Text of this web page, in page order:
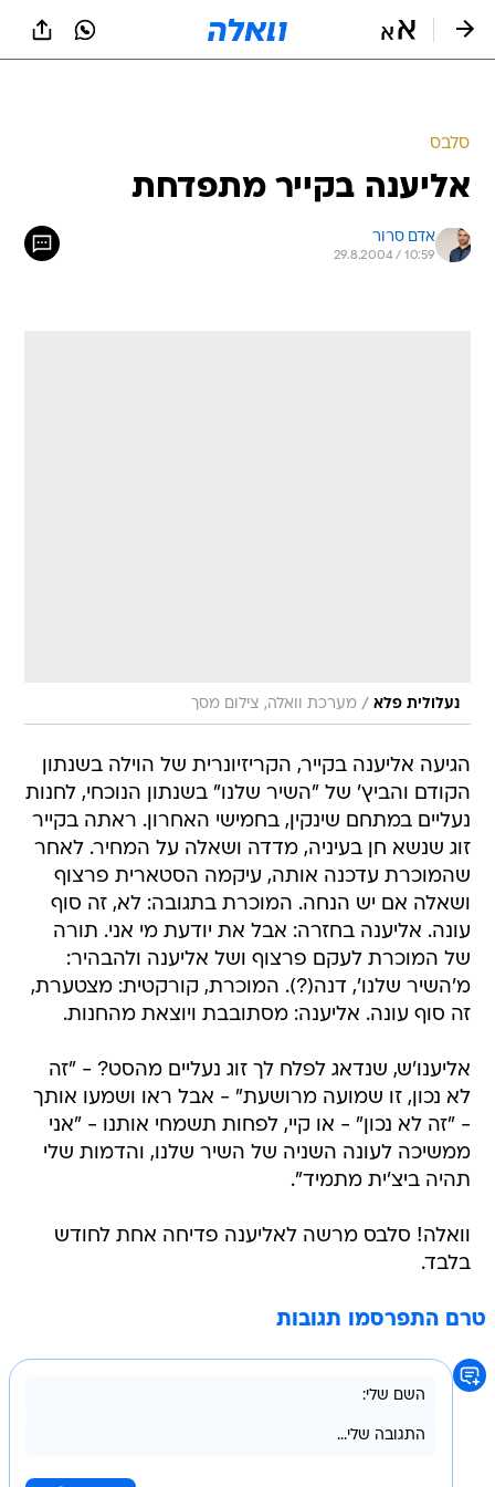
סלבס
אליענה בקייר מתפדחת
אדם סרור
29.8.2004 / 10:59
נעלולית פלא / מערכת וואלה, צילום מסך
הגיעה אליענה בקייר, הקריזיונרית של הוילה בשנתון
הקודם והביץ' של "השיר שלנו" בשנתון הנוכחי, לחנות
נעליים במתחם שינקין, בחמישי האחרון. ראתה בקייר
זוג שנשא חן בעיניה, מדדה ושאלה על המחיר. לאחר
שהמוכרת עדכנה אותה, עיקמה הסטארית פרצוף
ושאלה אם יש הנחה. המוכרת בתגובה: לא, זה סוף
עונה. אליענה בחזרה: אבל את יודעת מי אני. תורה
של המוכרת לעקם פרצוף ושל אליענה ולהבהיר:
מ'השיר שלנו', דנה(?). המוכרת, קורקטית: מצטערת,
זה סוף עונה. אליענה: מסתובבת ויוצאת מהחנות.
אליענו'ש, שנדאג לפלח לך זוג נעליים מהסט? - "זה
לא נכון, זו שמועה מרושעת" - אבל ראו ושמעו אותך
- "זה לא נכון" - או קיי, לפחות תשמחי אותנו - "אני
ממשיכה לעונה השניה של השיר שלנו, והדמות שלי
תהיה ביצ'ית מתמיד".
וואלה! סלבס מרשה לאליענה פדיחה אחת לחודש
בלבד.
טרם התפרסמו תגובות